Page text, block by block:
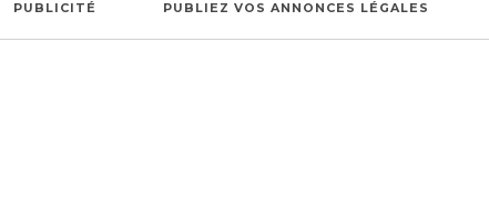
PUBLICITÉ PUBLIEZ VOS ANNONCES LÉGALES